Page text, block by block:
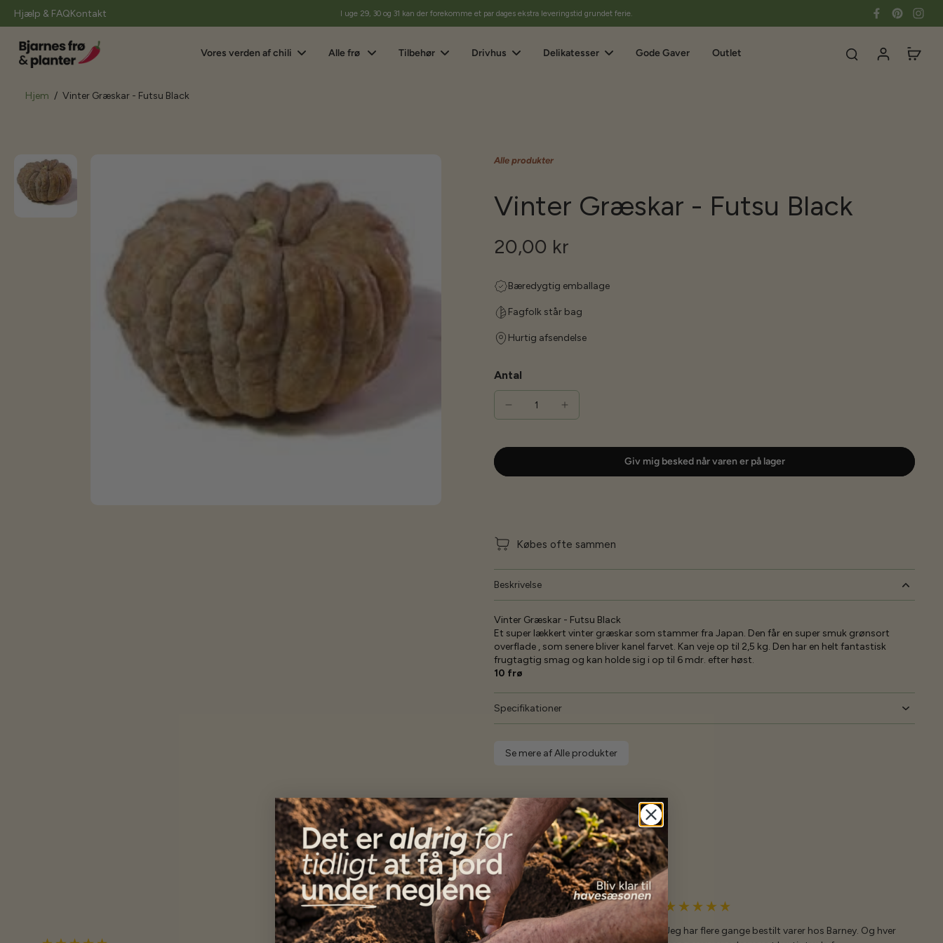
Hjælp & FAQKontakt I uge 29, 30 og 31 kan der forekomme et par dages ekstra leveringstid grundet ferie.
Vores verden af chili Alle frø Tilbehør Drivhus Delikatesser Gode Gaver Outlet
Hjem / Vinter Græskar - Futsu Black
Gå
til
produktoplysninger
Alle produkter
Vinter Græskar - Futsu Black
20,00 kr
Bæredygtig emballage
Fagfolk står bag
Hurtig afsendelse
Antal
Giv mig besked når varen er på lager
Købes ofte sammen
Beskrivelse
Vinter Græskar - Futsu Black
Et super lækkert vinter græskar som stammer fra Japan. Den får en super smuk grønsort
overflade , som senere bliver kanel farvet. Kan veje op til 2,5 kg. Den har en helt fantastisk
frugtagtig smag og kan holde sig i op til 6 mdr. efter høst.
10 frø
Specifikationer
Se mere af Alle produkter
Vores kundersiger...
Jeg har flere gange bestilt varer hos Barney. Og hver